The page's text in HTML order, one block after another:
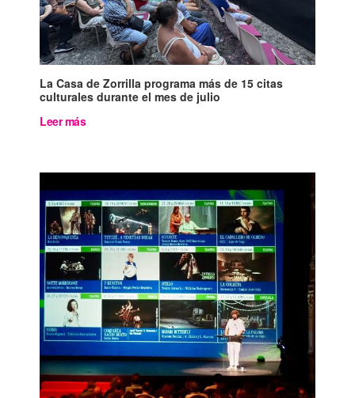
La Casa de Zorrilla programa más de 15 citas
culturales durante el mes de julio
Leer más